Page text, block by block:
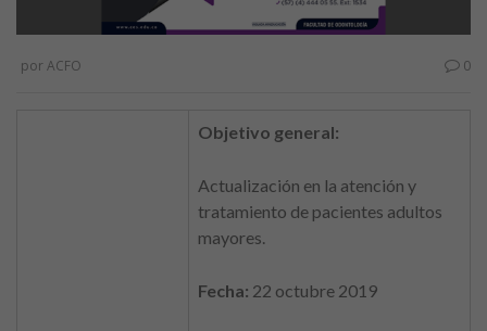
por ACFO 0
Objetivo general:
Actualización en la atención y
tratamiento de pacientes adultos
mayores.
Fecha: 22 octubre 2019